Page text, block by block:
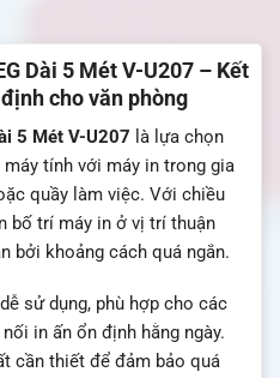
Dài 5 Mét V-U207 – Kết
cho văn phòng
5 Mét V-U207 là lựa chọn
tính với máy in trong gia
quầy làm việc. Với chiều
bố trí máy in ở vị trí thuận
bởi khoảng cách quá ngắn.
sử dụng, phù hợp cho các
in ấn ổn định hằng ngày.
cần thiết để đảm bảo quá